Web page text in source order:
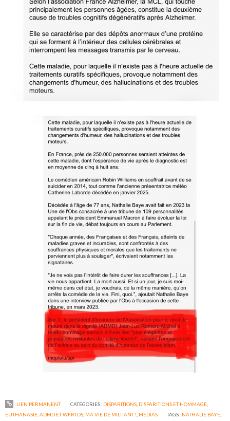
LIEN PERMANENT CATÉGORIES : DISPARITIONS, DISPARITIONS ET HOMMAGE,
EUTHANASIE, ADMD ET WFRTDS MA VIE DE MILITANT ! MEDIAS TAGS : NATHALIE BAYE